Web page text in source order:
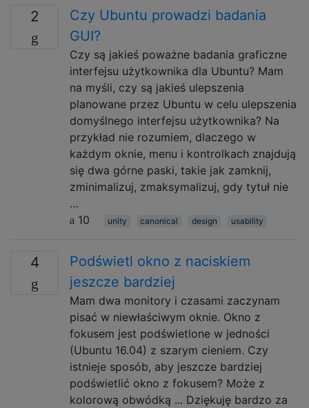
2
Czy Ubuntu prowadzi badania
GUI?
Czy są jakieś poważne badania graficzne
interfejsu użytkownika dla Ubuntu? Mam
na myśli, czy są jakieś ulepszenia
planowane przez Ubuntu w celu ulepszenia
domyślnego interfejsu użytkownika? Na
przykład nie rozumiem, dlaczego w
każdym oknie, menu i kontrolkach znajdują
się dwa górne paski, takie jak zamknij,
zminimalizuj, zmaksymalizuj, gdy tytuł nie
…
10
unity canonical design usability
4
Podświetl okno z naciskiem
jeszcze bardziej
Mam dwa monitory i czasami zaczynam
pisać w niewłaściwym oknie. Okno z
fokusem jest podświetlone w jedności
(Ubuntu 16.04) z szarym cieniem. Czy
istnieje sposób, aby jeszcze bardziej
podświetlić okno z fokusem? Może z
kolorową obwódką ... Dziękuję bardzo za